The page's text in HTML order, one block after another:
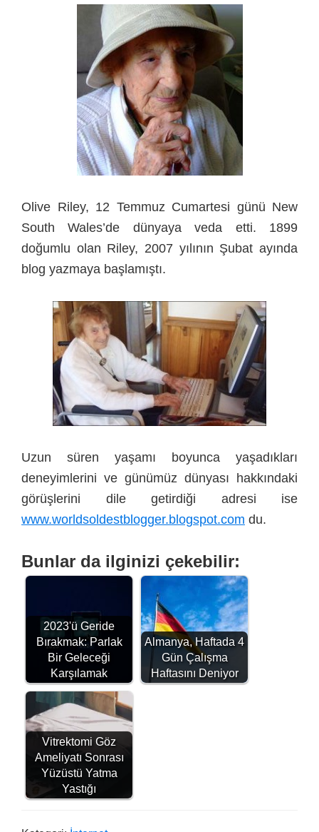
Olive Riley, 12 Temmuz Cumartesi günü New
South Wales’de dünyaya veda etti. 1899
doğumlu olan Riley, 2007 yılının Şubat ayında
blog yazmaya başlamıştı.
Uzun süren yaşamı boyunca yaşadıkları
deneyimlerini ve günümüz dünyası hakkındaki
görüşlerini dile getirdiği adresi ise
www.worldsoldestblogger.blogspot.com du.
Bunlar da ilginizi çekebilir:
2023'ü Geride
Bırakmak: Parlak
Bir Geleceği
Karşılamak
Almanya, Haftada 4
Gün Çalışma
Haftasını Deniyor
Vitrektomi Göz
Ameliyatı Sonrası
Yüzüstü Yatma
Yastığı